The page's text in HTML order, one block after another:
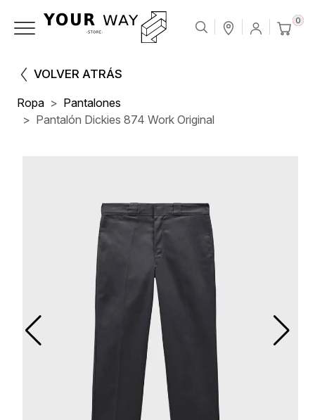
0
VOLVER ATRÁS
Ropa
Pantalones
Pantalón Dickies 874 Work Original